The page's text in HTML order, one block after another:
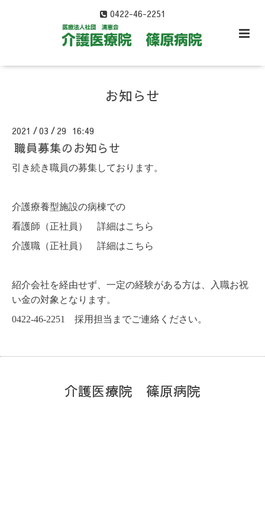
0422-46-2251
お知らせ
2021 /03 / 29 16:49
職員募集のお知らせ
引き続き職員の募集しております。
介護療養型施設の病棟での
看護師（正社員） 詳細はこちら
介護職（正社員） 詳細はこちら
紹介会社を経由せず、一定の経験がある方は、入職お祝
い金の対象となります。
0422-46-2251 採用担当までご連絡ください。
介護医療院 篠原病院